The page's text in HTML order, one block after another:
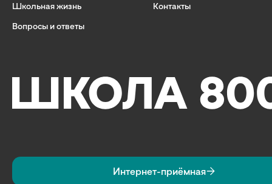
Школьная жизнь
Вопросы и ответы
Контакты
Интернет-приёмная